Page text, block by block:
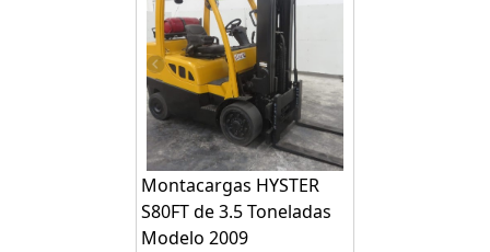
Montacargas HYSTER
S80FT de 3.5 Toneladas
Modelo 2009